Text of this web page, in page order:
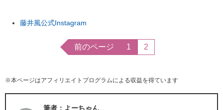
藤井風公式Instagram
前のページ 1 2
※本ページはアフィリエイトプログラムによる収益を得ています
筆者：よーちゃん